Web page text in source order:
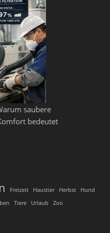
saubere
bedeutet
Freizeit Haustier Herbst
Hund
Tiere Urlaub Zoo